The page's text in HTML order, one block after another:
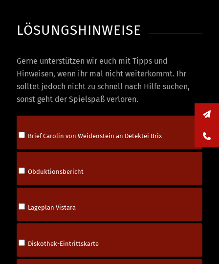
LÖSUNGSHINWEISE
Gerne unterstützen wir euch mit Tipps und
Hinweisen, wenn ihr mal nicht weiterkommt. Ihr
solltet jedoch nicht zu schnell nach Hilfe suchen,
sonst geht der Spielspaß verloren.
Brief Carolin von Weidenstein an Detektei Brix
Obduktionsbericht
Lageplan Vistara
Diskothek-Eintrittskarte